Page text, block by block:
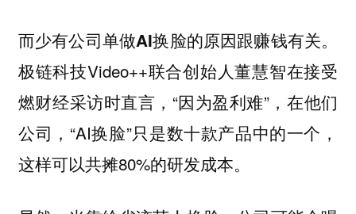
而少有公司单做AI换脸的原因跟赚钱有关。
极链科技Video++联合创始人董慧智在接受
燃财经采访时直言，“因为盈利难”，在他们
公司，“AI换脸”只是数十款产品中的一个，
这样可以共摊80%的研发成本。